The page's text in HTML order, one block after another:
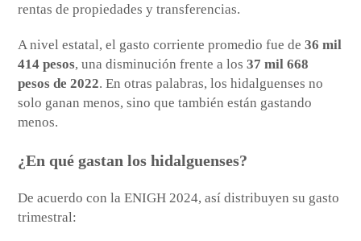
rentas de propiedades y transferencias.
A nivel estatal, el gasto corriente promedio fue de36 mil
414 pesos, una disminución frente a los37 mil 668
pesos de 2022. En otras palabras, los hidalguenses no
solo ganan menos, sino que también están gastando
menos.
¿En qué gastan los hidalguenses?
De acuerdo con la ENIGH 2024, así distribuyen su gasto
trimestral: